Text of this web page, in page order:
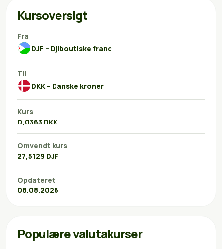
Kursoversigt
Fra
DJF – Djiboutiske franc
Til
DKK – Danske kroner
Kurs
0,0363 DKK
Omvendt kurs
27,5129 DJF
Opdateret
08.08.2026
Populære valutakurser